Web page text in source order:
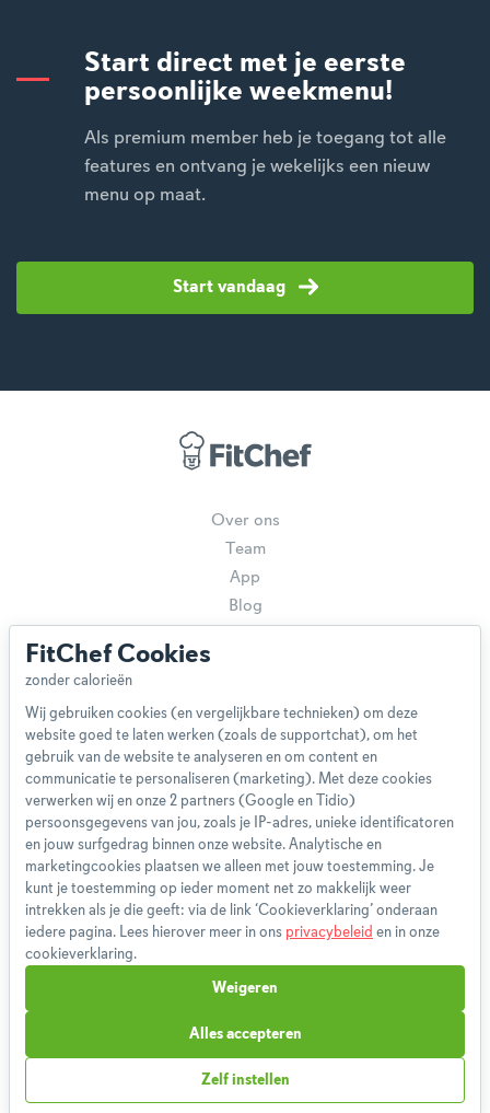
Start direct met je eerste
persoonlijke weekmenu!
Als premium member heb je toegang tot alle
features en ontvang je wekelijks een nieuw
menu op maat.
Start vandaag
Over ons
Team
App
Blog
Gebruikersvoorwaarden
Privacybeleid
Cookieverklaring
Betaalmethoden
Klachtenprocedure
Bestelling herroepen
Partnerprogramma
Boeken
FAQ
Weekmenu's gemaakt
FitChef Cookies
Wij gebruiken cookies (en vergelijkbare technieken) om deze
website goed te laten werken (zoals de supportchat), om het
gebruik van de website te analyseren en om content en
communicatie te personaliseren (marketing). Met deze cookies
verwerken wij en onze 2 partners (Google en Tidio)
persoonsgegevens van jou, zoals je IP-adres, unieke identificatoren
en jouw surfgedrag binnen onze website. Analytische en
marketingcookies plaatsen we alleen met jouw toestemming. Je
kunt je toestemming op ieder moment net zo makkelijk weer
intrekken als je die geeft: via de link ‘Cookieverklaring’ onderaan
iedere pagina. Lees hierover meer in ons privacybeleid en in onze
cookieverklaring.
Zelf instellen
Weigeren
Alles accepteren